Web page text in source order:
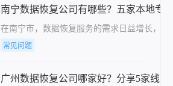
南宁数据恢复公司有哪些？五家本地专
在南宁市，数据恢复服务的需求日益增长，
常见问题
广州数据恢复公司哪家好？分享5家线下